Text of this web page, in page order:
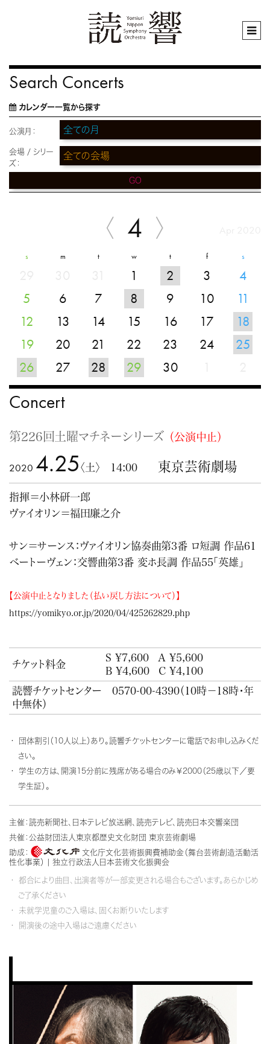
Search Concerts
カレンダー一覧から探す
公演月：
会場 / シリー
ズ：
GO
4
s m t w t f s
1 2 3
4
5
6 7 8 9 10
11
12
13 14 15 16 17
18
19
20 21 22 23 24
25
26
27 28 29 30
Concert
第226回土曜マチネーシリーズ （公演中止）
2020 4.25 〈土〉 14:00 東京芸術劇場
指揮＝小林研一郎
ヴァイオリン＝福田廉之介
サン＝サーンス：ヴァイオリン協奏曲第3番 ロ短調 作品61
ベートーヴェン：交響曲第3番 変ホ長調 作品55「英雄」
【公演中止となりました（払い戻し方法について）】
https://yomikyo.or.jp/2020/04/425262829.php
チケット料金
S ¥7,600
A ¥5,600
B ¥4,600
C ¥4,100
読響チケットセンター 0570-00-4390（10時－18時・年
中無休）
団体割引（10人以上）あり。読響チケットセンターに電話でお申し込みくだ
さい。
学生の方は、開演15分前に残席がある場合のみ￥2000（25歳以下／要
学生証）。
主催：読売新聞社、日本テレビ放送網、読売テレビ、読売日本交響楽団
共催：公益財団法人東京都歴史文化財団 東京芸術劇場
助成：
文化庁文化芸術振興費補助金（舞台芸術創造活動活
性化事業） | 独立行政法人日本芸術文化振興会
都合により曲目、出演者等が一部変更される場合もございます。あらかじめ
ご了承ください
未就学児童のご入場は、固くお断りいたします
開演後の途中入場はご遠慮ください